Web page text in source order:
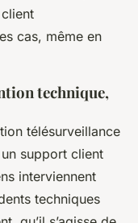
cas, même en
technique,
télésurveillance
support client
interviennent
techniques